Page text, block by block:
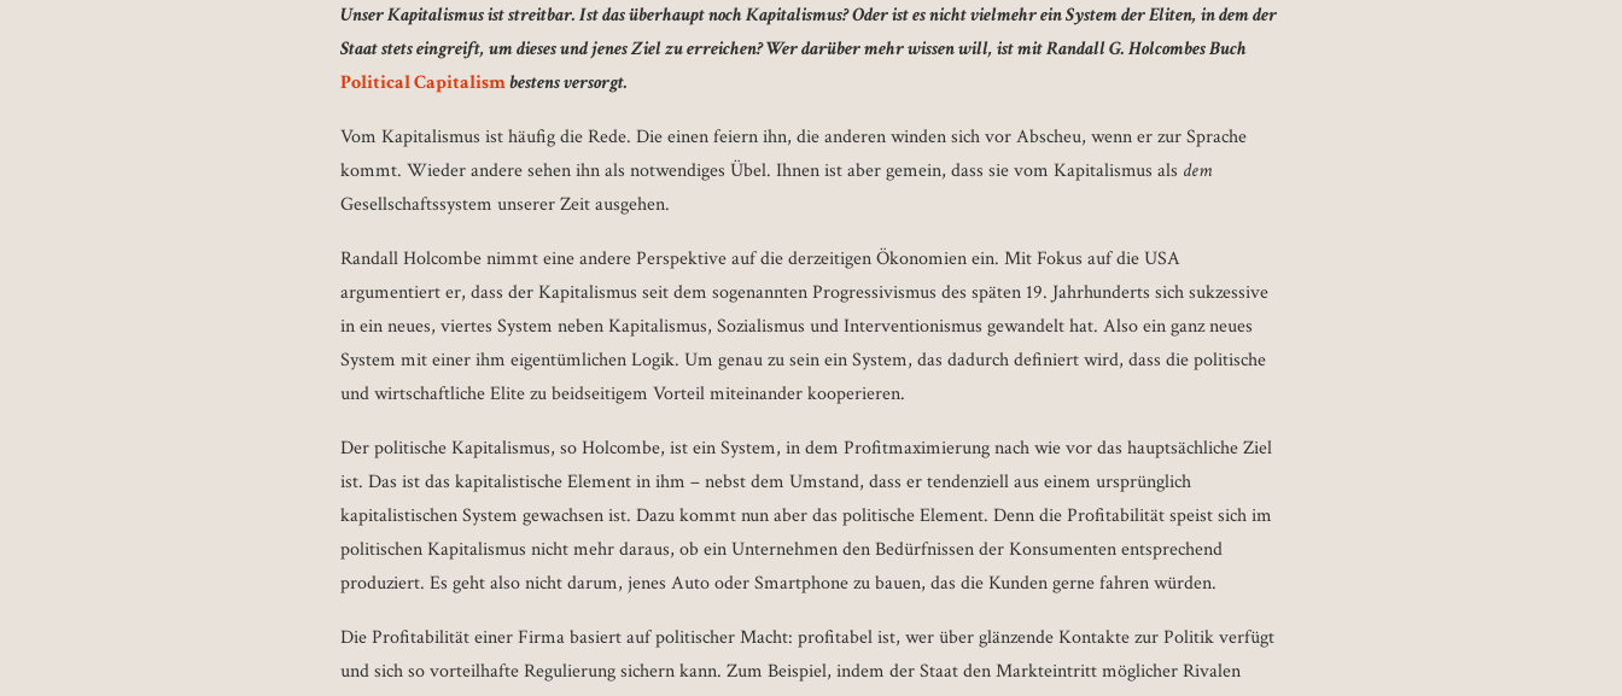
Unser Kapitalismus ist streitbar. Ist das überhaupt noch Kapitalismus? Oder ist es nicht vielmehr ein System der Eliten, in dem der
Staat stets eingreift, um dieses und jenes Ziel zu erreichen? Wer darüber mehr wissen will, ist mit Randall G. Holcombes Buch
Political Capitalismbestens versorgt.
Vom Kapitalismus ist häufig die Rede. Die einen feiern ihn, die anderen winden sich vor Abscheu, wenn er zur Sprache
kommt. Wieder andere sehen ihn als notwendiges Übel. Ihnen ist aber gemein, dass sie vom Kapitalismus als dem
Gesellschaftssystem unserer Zeit ausgehen.
Randall Holcombe nimmt eine andere Perspektive auf die derzeitigen Ökonomien ein. Mit Fokus auf die USA
argumentiert er, dass der Kapitalismus seit dem sogenannten Progressivismus des späten 19. Jahrhunderts sich sukzessive
in ein neues, viertes System neben Kapitalismus, Sozialismus und Interventionismus gewandelt hat. Also ein ganz neues
System mit einer ihm eigentümlichen Logik. Um genau zu sein ein System, das dadurch definiert wird, dass die politische
und wirtschaftliche Elite zu beidseitigem Vorteil miteinander kooperieren.
Der politische Kapitalismus, so Holcombe, ist ein System, in dem Profitmaximierung nach wie vor das hauptsächliche Ziel
ist. Das ist das kapitalistische Element in ihm – nebst dem Umstand, dass er tendenziell aus einem ursprünglich
kapitalistischen System gewachsen ist. Dazu kommt nun aber das politische Element. Denn die Profitabilität speist sich im
politischen Kapitalismus nicht mehr daraus, ob ein Unternehmen den Bedürfnissen der Konsumenten entsprechend
produziert. Es geht also nicht darum, jenes Auto oder Smartphone zu bauen, das die Kunden gerne fahren würden.
Die Profitabilität einer Firma basiert auf politischer Macht: profitabel ist, wer über glänzende Kontakte zur Politik verfügt
und sich so vorteilhafte Regulierung sichern kann. Zum Beispiel, indem der Staat den Markteintritt möglicher Rivalen